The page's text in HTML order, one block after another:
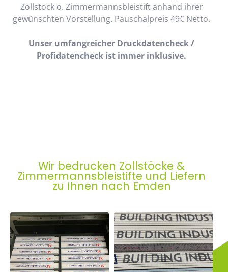
Zollstock o. Zimmermannsbleistift anhand ihrer
gewünschten Vorstellung. Pauschalpreis 49€ Netto.
Unser umfangreicher Druckdatencheck /
Profidatencheck ist immer inklusive.
Wir bedrucken Zollstöcke &
Zimmermannsbleistifte und Liefern
zu Ihnen nach Emden